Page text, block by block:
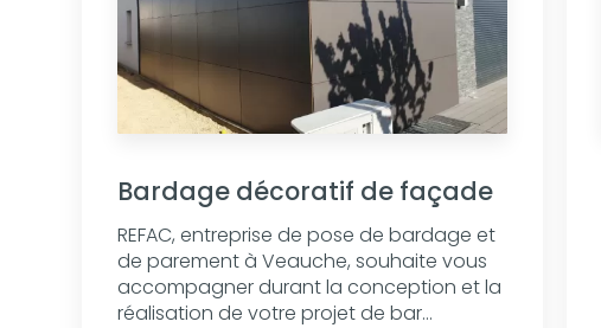
Bardage décoratif de façade
REFAC, entreprise de pose de bardage et
de parement à Veauche, souhaite vous
accompagner durant la conception et la
réalisation de votre projet de bar...